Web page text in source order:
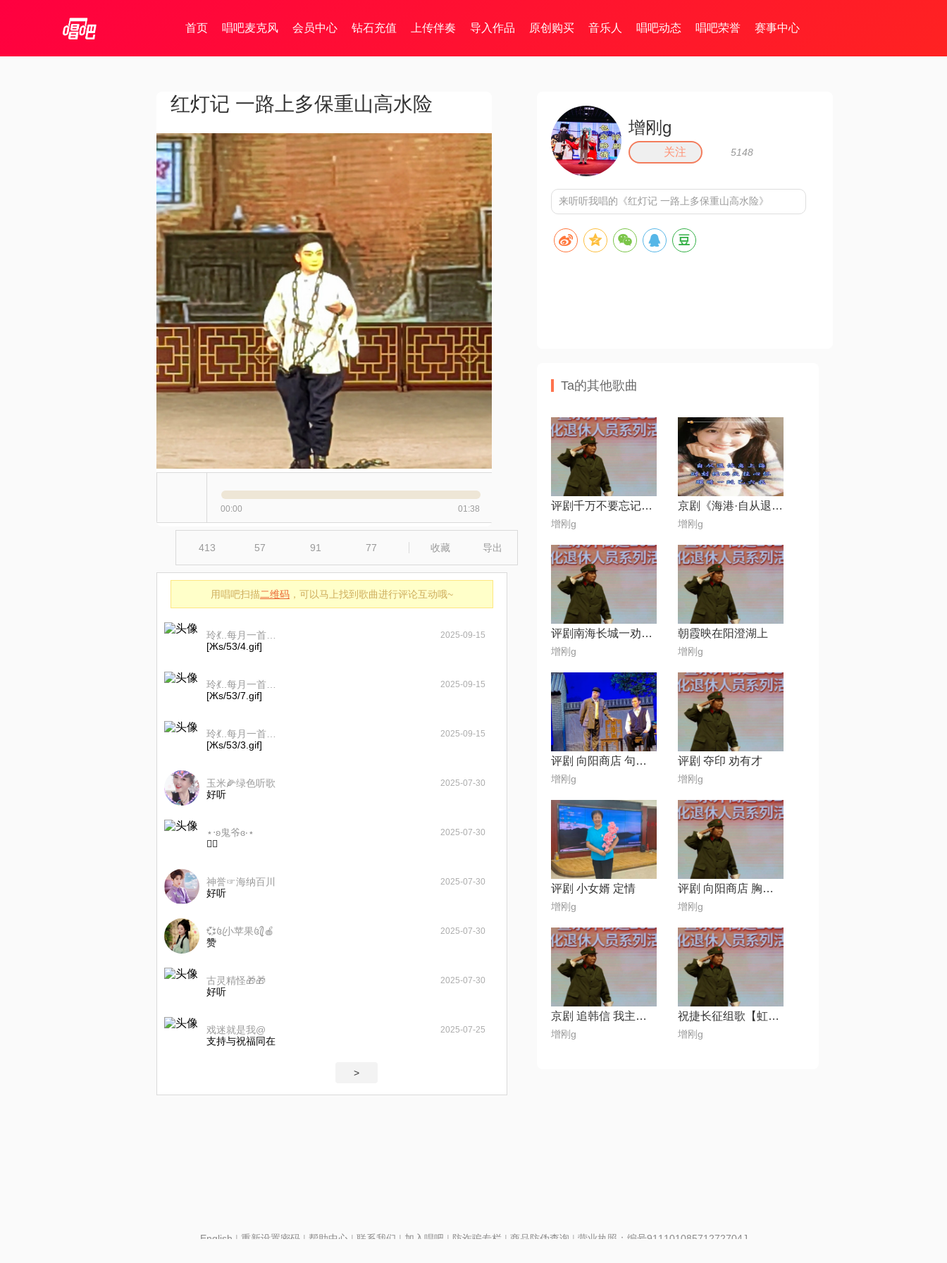
首页 唱吧麦克风 会员中心 钻石充值 上传伴奏 导入作品 原创购买 音乐人 唱吧动态 唱吧荣誉 赛事中心
红灯记 一路上多保重山高水险
00:00 01:38
413 57 91 77 收藏 导出
用唱吧扫描二维码 ，可以马上找到歌曲进行评论互动哦~
2025-09-15
[Жs/53/4.gif]
2025-09-15
[Жs/53/7.gif]
2025-09-15
[Жs/53/3.gif]
玉米🌽绿色听歌 2025-07-30
好听
⋆‧ʚ鬼爷ɞ‧⋆ 2025-07-30
👍🏻
神誉☞海纳百川 2025-07-30
好听
💞꧔ꦿ小苹果꧔ꦿ᭄🍎 2025-07-30
赞
古灵精怪🎁🎁 2025-07-30
好听
戏迷就是我@ 2025-07-25
支持与祝福同在
>
增刚g
关注 5148
来听听我唱的《红灯记 一路上多保重山高水险》
Ta的其他歌曲
评剧千万不要忘记一劝少纯
增刚g
京剧《海港·自从退休离上海》
增刚g
评剧南海长城一劝靓仔
增刚g
朝霞映在阳澄湖上
增刚g
评剧 向阳商店 句句话说得我无处藏躲
增刚g
评剧 夺印 劝有才
增刚g
评剧 小女婿 定情
增刚g
评剧 向阳商店 胸中掀起滚滚波涛
增刚g
京剧 追韩信 我主爷起义在硭砀
增刚g
祝捷长征组歌【虹云】
增刚g
English | 重新设置密码| 帮助中心 | 联系我们 | 加入唱吧 | 防诈骗专栏 | 商品防伪查询 | 营业执照：编号91110108571272704J